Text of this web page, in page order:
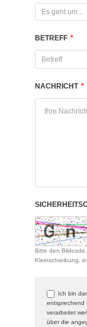
Es geht um...
BETREFF *
NACHRICHT *
Bitte den
Kleinschreibung,
Ich bin
entsprechend
verarbeitet
über die